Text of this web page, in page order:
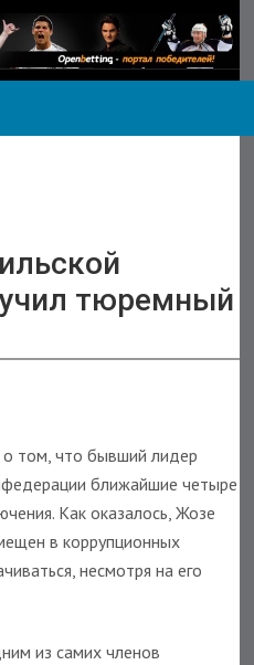
тюремный
о том, что бывший лидер
ближайшие четыре
Как оказалось, Жозе
в коррупционных
несмотря на его
из самих членов